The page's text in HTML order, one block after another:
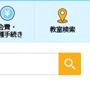
費・
手続き
教室検索